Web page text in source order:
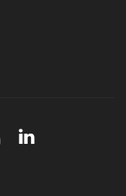
2026! (video)